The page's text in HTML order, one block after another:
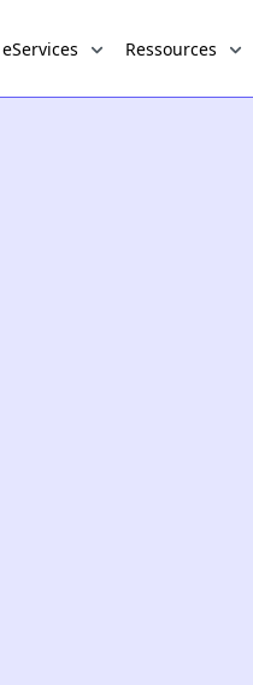
eServices Ressources